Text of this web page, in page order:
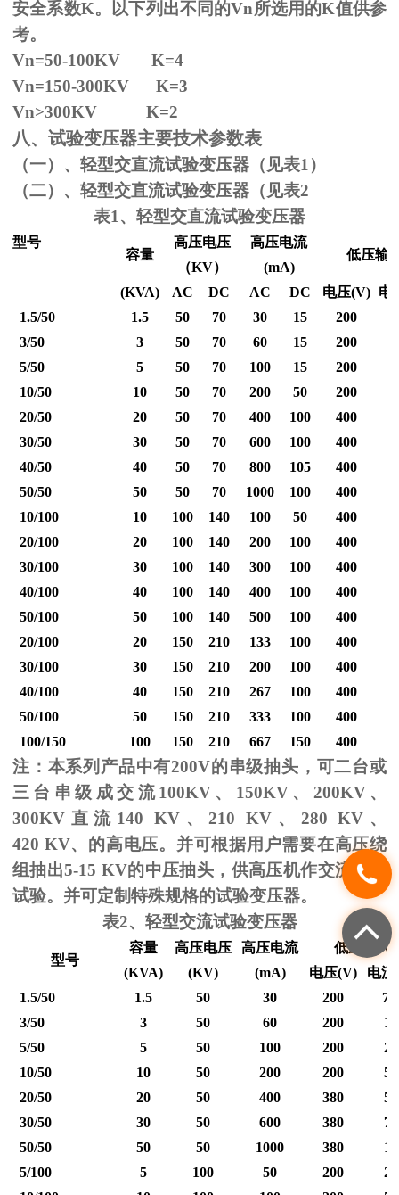
安全系数K。以下列出不同的Vn所选用的K值供参
考。
Vn=50-100KV K=4
Vn=150-300KV K=3
Vn>300KV K=2
八、试验变压器主要技术参数表
（一）、轻型交直流试验变压器（见表1）
（二）、轻型交直流试验变压器（见表2
表1、轻型交直流试验变压器
型号
容量
高压电压
（KV）
高压电流
(mA)
低压输
(KVA) AC DC AC DC 电压(V) 电
1.5/50
1.5 50 70 30 15 200
3/50
3 50 70 60 15 200
5/50
5 50 70 100 15 200
10/50
10 50 70 200 50 200
20/50
20 50 70 400 100 400
30/50
30 50 70 600 100 400
40/50
40 50 70 800 105 400
50/50
50 50 70 1000 100 400
10/100
10 100 140 100 50 400
20/100
20 100 140 200 100 400
30/100
30 100 140 300 100 400
40/100
40 100 140 400 100 400
50/100
50 100 140 500 100 400
20/100
20 150 210 133 100 400
30/100
30 150 210 200 100 400
40/100
40 150 210 267 100 400
50/100
50 150 210 333 100 400
100/150
100 150 210 667 150 400
注：本系列产品中有200V的串级抽头，可二台或
三台串级成交流100KV、 150KV、 200KV、
300KV 直流 140 KV、210 KV 、 280 KV 、
420 KV、的高电压。并可根据用户需要在高压绕
组抽出5-15 KV的中压抽头，供高压机作交流耐压
试验。并可定制特殊规格的试验变压器。
表2、轻型交流试验变压器
型号
容量 高压电压 高压电流
低压输入
(KVA)
(KV) (mA) 电压(V) 电流
1.5/50
1.5 50 30 200
7.5
3/50
3 50 60 200
15
5/50
5 50 100 200
25
10/50
10 50 200 200
50
20/50
20 50 400 380
53
30/50
30 50 600 380
79
50/50
50 50 1000 380
12
5/100
5 100 50 200
25